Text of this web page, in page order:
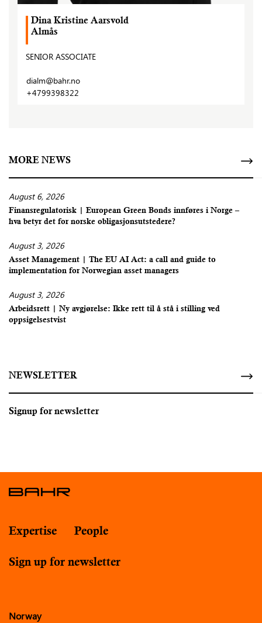
Dina Kristine Aarsvold
Almås
SENIOR ASSOCIATE
dialm@bahr.no
+4799398322
MORE NEWS
August 6, 2026
Finansregulatorisk | European Green Bonds innføres i Norge –
hva betyr det for norske obligasjonsutstedere?
August 3, 2026
Asset Management | The EU AI Act: a call and guide to
implementation for Norwegian asset managers
August 3, 2026
Arbeidsrett | Ny avgjørelse: Ikke rett til å stå i stilling ved
oppsigelsestvist
NEWSLETTER
Signup for newsletter
Expertise People
Sign up for newsletter
Norway